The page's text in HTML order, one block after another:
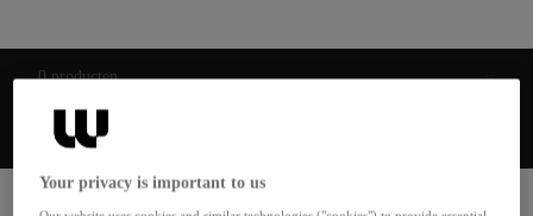
0 producten
Top categorieën
Your privacy is important to us